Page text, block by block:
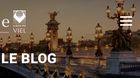
Menu
LE BLOG